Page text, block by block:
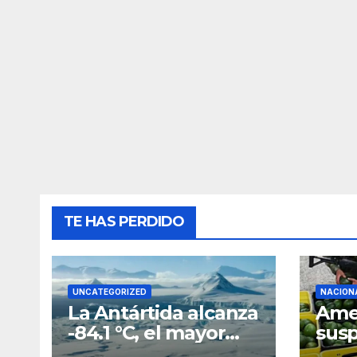
TE HAS PERDIDO
UNCATEGORIZED
La Antártida alcanza
-84.1 °C, el mayor